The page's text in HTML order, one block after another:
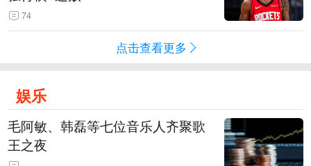
74
点击查看更多
娱乐
毛阿敏、韩磊等七位音乐人齐聚歌
王之夜